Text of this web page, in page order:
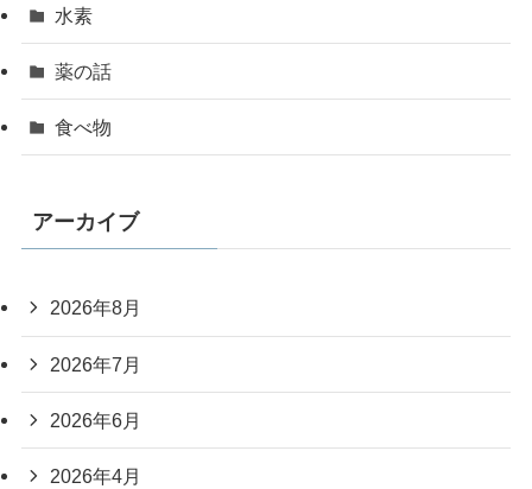
水素
薬の話
食べ物
アーカイブ
2026年8月
2026年7月
2026年6月
2026年4月